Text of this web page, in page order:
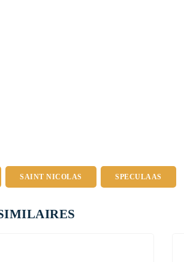
SAINT NICOLAS SPECULAAS